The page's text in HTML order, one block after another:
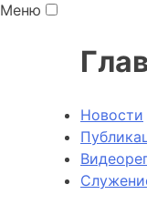
Меню
Новости